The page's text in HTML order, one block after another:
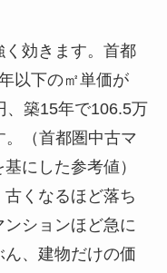
効きます。首都
以下の㎡単価が
、築15年で106.5万
。（首都圏中古マ
にした参考値）
くなるほど落ち
ションほど急に
、建物だけの価